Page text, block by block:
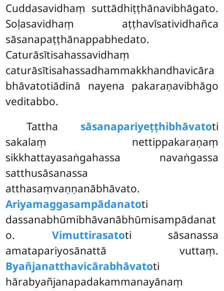
Cuddasavidhaṃ suttādhiṭṭhānavibhāgato.
Soḷasavidhaṃ aṭṭhavīsatividhañca
sāsanapaṭṭhānappabhedato.
Caturāsītisahassavidhaṃ
caturāsītisahassadhammakkhandhavicāra
bhāvatotiādinā nayena pakaraṇavibhāgo
veditabbo.
Tattha sāsanapariyeṭṭhibhāvatoti
sakalaṃ nettippakaraṇaṃ
sikkhattayasaṅgahassa navaṅgassa
satthusāsanassa
atthasaṃvaṇṇanābhāvato.
Ariyamaggasampādanatoti
dassanabhūmibhāvanābhūmisampādanat
o. Vimuttirasatoti sāsanassa
amatapariyosānattā vuttaṃ.
Byañjanatthavicārabhāvatoti
hārabyañjanapadakammanayānaṃ